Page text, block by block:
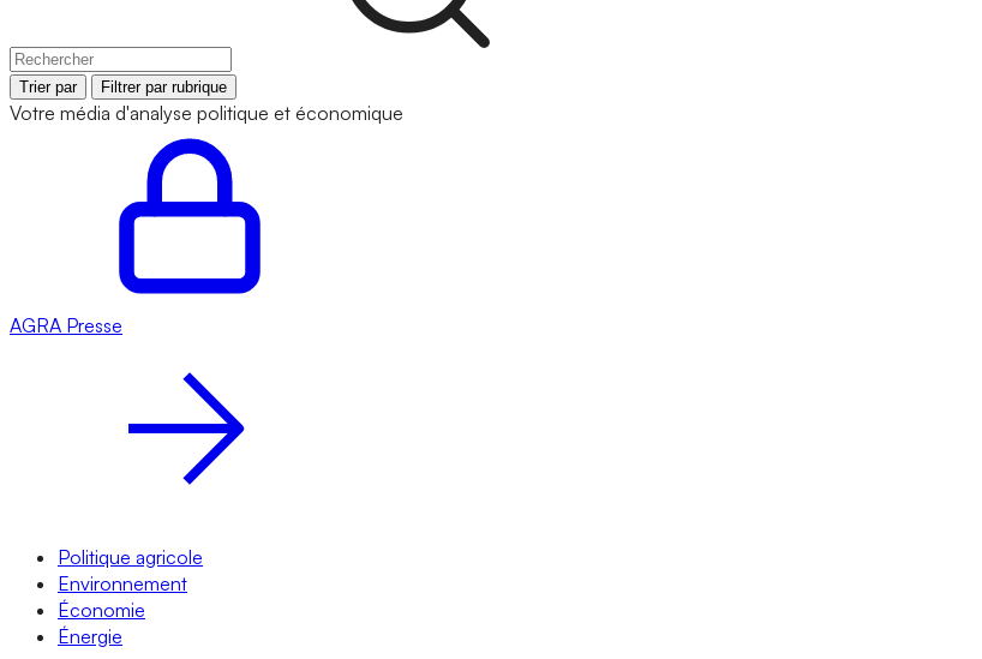
Trier par Filtrer par rubrique
Votre média d'analyse politique et économique
AGRA Presse
Politique agricole
Environnement
Économie
Énergie